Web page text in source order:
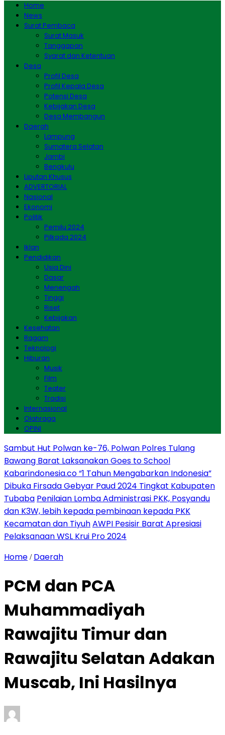
Home
News
Surat Pembaca
Surat Masuk
Tanggapan
Syarat dan Ketentuan
Desa
Profil Desa
Profil Kepala Desa
Potensi Desa
Kebijakan Desa
Desa Membangun
Daerah
Lampung
Sumatera Selatan
Jambi
Bengkulu
Liputan Khusus
ADVERTORIAL
Nasional
Ekonomi
Politik
Pemilu 2024
Pilkada 2024
Iklan
Pendidikan
Usia Dini
Dasar
Menengah
Tinggi
Riset
Kebijakan
Kesehatan
Ragam
Teknologi
Hiburan
Musik
Film
Teater
Tradisi
Internasional
Olahraga
OPINI
Sambut Hut Polwan ke-76, Polwan Polres Tulang
Bawang Barat Laksanakan Goes to School
Kabarindonesia.co “1 Tahun Mengabarkan Indonesia”
Dibuka Firsada Gebyar Paud 2024 Tingkat Kabupaten
Tubaba Penilaian Lomba Administrasi PKK, Posyandu
dan K3W, lebih kepada pembinaan kepada PKK
Kecamatan dan TiyuhAWPI Pesisir Barat Apresiasi
Pelaksanaan WSL Krui Pro 2024
Home / Daerah
PCM dan PCA
Muhammadiyah
Rawajitu Timur dan
Rawajitu Selatan Adakan
Muscab, Ini Hasilnya